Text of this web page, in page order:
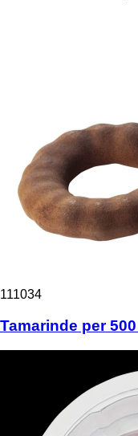
111034
Tamarinde per